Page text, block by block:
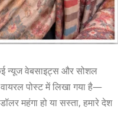
न्यूज वेबसाइट्स और सोशल
पोस्ट में लिखा गया है—
महंगा हो या सस्ता, हमारे देश